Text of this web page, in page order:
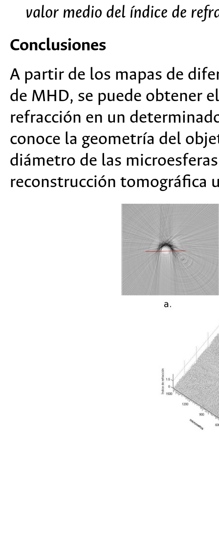
valor medio del índice de
Conclusiones
A partir de los mapas de
de MHD, se puede obtener
refracción en un
conoce la geometría del
diámetro de las
reconstrucción tomográfica